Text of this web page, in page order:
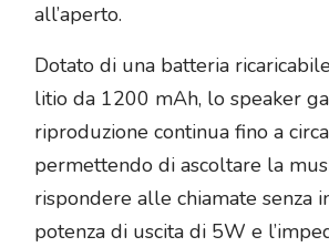
all’aperto.
Dotato di una batteria
litio da 1200 mAh, lo speaker
riproduzione continua fino a
permettendo di ascoltare la
rispondere alle chiamate senza
potenza di uscita di 5W e